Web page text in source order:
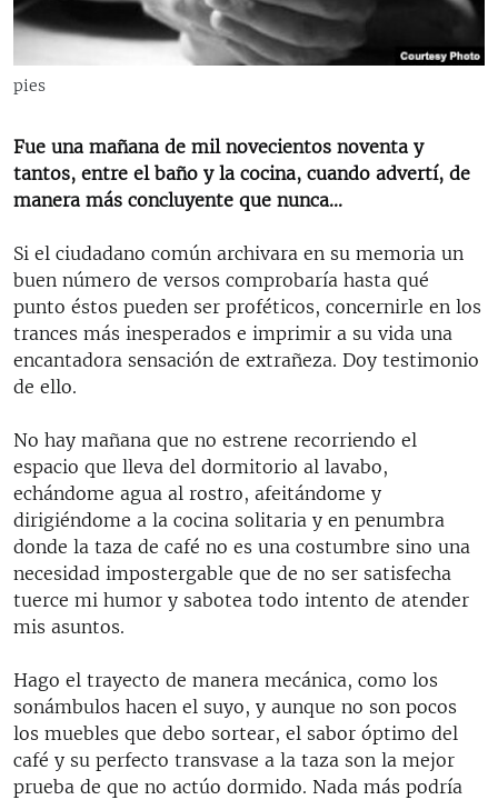
RADIO MARTÍ
LA REALIDAD DE LA VIVIENDA EN CUBA
SER VIEJO EN CUBA
LOS SANTOS DE HIALEAH
DESINFORMACIÓN RUSA EN AMÉRICA LATINA
LA INVASIÓN DE RUSIA A UCRANIA
EDITORIALES
SÍGUENOS
pies
Fue una mañana de mil novecientos noventa y
tantos, entre el baño y la cocina, cuando advertí, de
manera más concluyente que nunca...
Si el ciudadano común archivara en su memoria un
buen número de versos comprobaría hasta qué
punto éstos pueden ser proféticos, concernirle en los
trances más inesperados e imprimir a su vida una
encantadora sensación de extrañeza. Doy testimonio
de ello.
No hay mañana que no estrene recorriendo el
espacio que lleva del dormitorio al lavabo,
echándome agua al rostro, afeitándome y
dirigiéndome a la cocina solitaria y en penumbra
donde la taza de café no es una costumbre sino una
necesidad impostergable que de no ser satisfecha
tuerce mi humor y sabotea todo intento de atender
mis asuntos.
Hago el trayecto de manera mecánica, como los
sonámbulos hacen el suyo, y aunque no son pocos
los muebles que debo sortear, el sabor óptimo del
café y su perfecto transvase a la taza son la mejor
prueba de que no actúo dormido. Nada más podría